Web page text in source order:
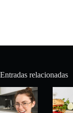
Entradas relacionadas